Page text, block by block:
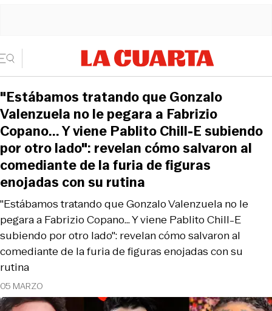
05 MARZO
"Estábamos tratando que Gonzalo Valenzuela no le
pegara a Fabrizio Copano... Y viene Pablito Chill-E
subiendo por otro lado": revelan cómo salvaron al
comediante de la furia de figuras enojadas con su
rutina
"Estábamos tratando que Gonzalo
Valenzuela no le pegara a Fabrizio
Copano... Y viene Pablito Chill-E subiendo
por otro lado": revelan cómo salvaron al
comediante de la furia de figuras
enojadas con su rutina